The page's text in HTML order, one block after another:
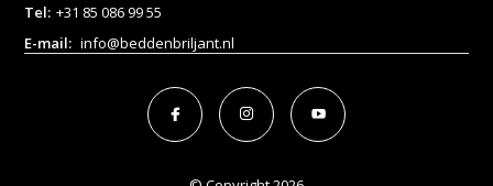
Tel: +31 85 086 99 55
E-mail: info@beddenbriljant.nl